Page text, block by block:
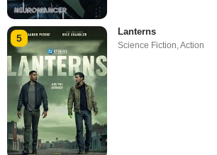
5
Lanterns
Science Fiction ,Action